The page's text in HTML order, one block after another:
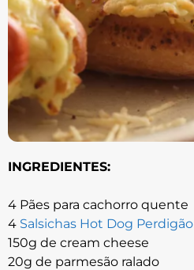
INGREDIENTES:
4 Pães para cachorro quente
4 Salsichas Hot Dog Perdigão
150g de cream cheese
20g de parmesão ralado